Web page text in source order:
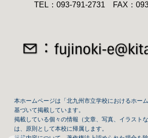
TEL：093-791-2731 FAX ：
本ホームページは「北九州市立学校におけるホー
基づいて掲載しています。
掲載している個々の情報（文章、写真、イラスト
は、原則として本校に帰属します。